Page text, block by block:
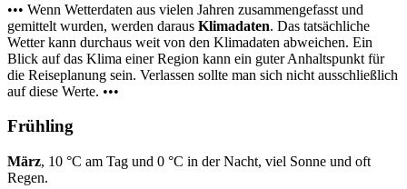
••• Wenn Wetterdaten aus vielen Jahren zusammengefasst und
gemittelt wurden, werden daraus Klimadaten. Das tatsächliche
Wetter kann durchaus weit von den Klimadaten abweichen. Ein
Blick auf das Klima einer Region kann ein guter Anhaltspunkt für
die Reiseplanung sein. Verlassen sollte man sich nicht ausschließlich
auf diese Werte. •••
Frühling
März, 10 °C am Tag und 0 °C in der Nacht, viel Sonne und oft
Regen.